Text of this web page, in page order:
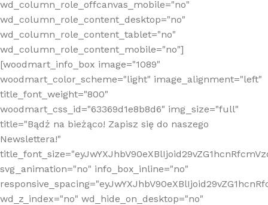
wd_column_role_offcanvas_mobile="no"
wd_column_role_content_desktop="no"
wd_column_role_content_tablet="no"
wd_column_role_content_mobile="no"]
[woodmart_info_box image="1089"
woodmart_color_scheme="light" image_alignment="left"
title_font_weight="800"
woodmart_css_id="63369d1e8b8d6" img_size="full"
title="Bądź na bieżąco! Zapisz się do naszego
Newslettera!"
svg_animation="no" info_box_inline="no"
wd_z_index="no" wd_hide_on_desktop="no"